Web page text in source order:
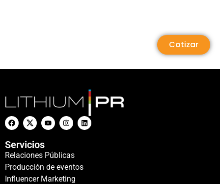
Cotizar
Servicios
Relaciones Públicas
Producción de eventos
Influencer Marketing